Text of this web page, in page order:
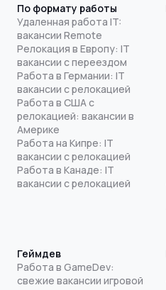
По формату работы
Удаленная работа IT:
вакансии Remote
Релокация в Европу: IT
вакансии с переездом
Работа в Германии: IT
вакансии с релокацией
Работа в США с
релокацией: вакансии в
Америке
Работа на Кипре: IT
вакансии с релокацией
Работа в Канаде: IT
вакансии с релокацией
Геймдев
Работа в GameDev:
свежие вакансии игровой